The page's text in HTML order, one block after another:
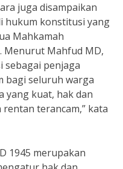
juga disampaikan
hukum konstitusi yang
Mahkamah
Menurut Mahfud MD,
sebagai penjaga
bagi seluruh warga
yang kuat, hak dan
terancam,” kata
1945 merupakan